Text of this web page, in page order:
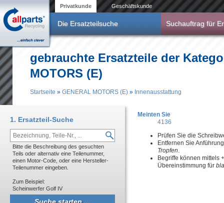
Privatkunde Geschäftskunde
Die Ersatzteilsuche Suchauftrag für
gebrauchte Ersatzteile der
MOTORS (E)
Startseite » GENERAL MOTORS (E) » Innenausstattung
Meinten Sie
4136
Prüfen Sie die
Entfernen Sie
Tropfen.
Begriffe können mittels
Übereinstimmung für
1. Ersatzteil-Suche
Bitte die Beschreibung des gesuchten
Teils oder alternativ eine Teilenummer,
einen Motor-Code, oder eine Hersteller-
Teilenummer eingeben.
Zum Beispiel:
Scheinwerfer Golf IV